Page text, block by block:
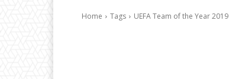
Home Tags UEFA Team of the Year 2019